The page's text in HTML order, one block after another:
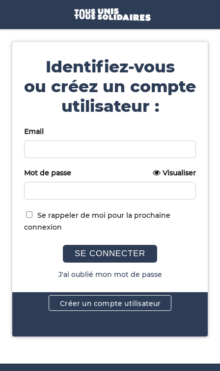
Identifiez-vous
ou créez un compte
utilisateur :
Email
Mot de passe Visualiser
Se rappeler de moi pour la prochaine
connexion
SE CONNECTER
J'ai oublié mon mot de passe
Créer un compte utilisateur